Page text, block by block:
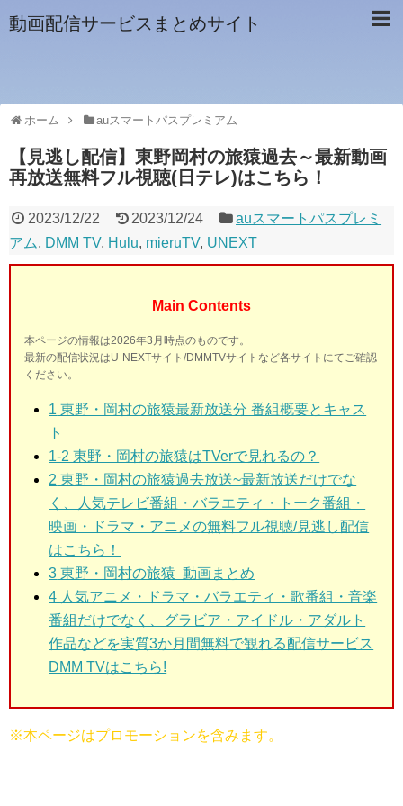
動画配信サービスまとめサイト
ホーム auスマートパスプレミアム
【見逃し配信】東野岡村の旅猿過去～最新動画
再放送無料フル視聴(日テレ)はこちら！
2023/12/22 2023/12/24
auスマートパスプレミ
アム, DMM TV, Hulu, mieruTV, UNEXT
Main Contents
本ページの情報は2026年3月時点のものです。
最新の配信状況はU-NEXTサイト/DMMTVサイトなど各サイトにてご確認
ください。
1 東野・岡村の旅猿最新放送分 番組概要とキャス
ト
1-2 東野・岡村の旅猿はTVerで見れるの？
2 東野・岡村の旅猿過去放送~最新放送だけでな
く、人気テレビ番組・バラエティ・トーク番組・
映画・ドラマ・アニメの無料フル視聴/見逃し配信
はこちら！
3 東野・岡村の旅猿 動画まとめ
4 人気アニメ・ドラマ・バラエティ・歌番組・音楽
番組だけでなく、グラビア・アイドル・アダルト
作品などを実質3か月間無料で観れる配信サービス
DMM TVはこちら!
※本ページはプロモーションを含みます。